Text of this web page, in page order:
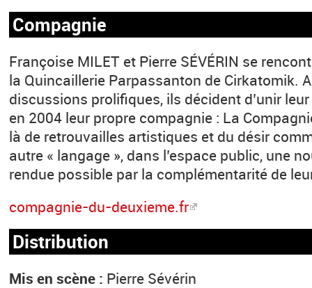
Compagnie
Françoise MILET et Pierre SÉVÉRIN se
la Quincaillerie Parpassanton de Cirkatomik.
discussions prolifiques, ils décident d’unir
en 2004 leur propre compagnie : La
là de retrouvailles artistiques et du désir
autre « langage », dans l’espace public, une
rendue possible par la complémentarité de
compagnie-du-deuxieme.fr
Distribution
Mis en scène : Pierre Sévérin